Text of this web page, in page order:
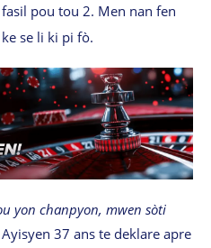
pou tou 2. Men nan fen
se li ki pi fò.
yon chanpyon, mwen sòti
37 ans te deklare apre